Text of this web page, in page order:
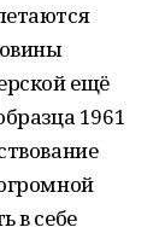
ещё
1961
в себе